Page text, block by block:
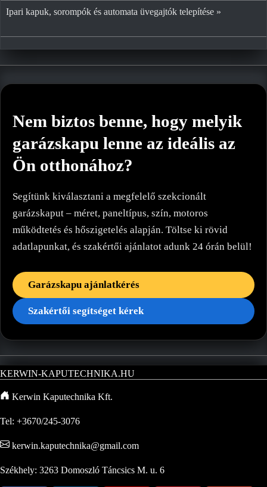
Ipari kapuk, sorompók és automata üvegajtók telepítése »
Nem biztos benne, hogy melyik
garázskapu lenne az ideális az
Ön otthonához?
Segítünk kiválasztani a megfelelő szekcionált
garázskaput – méret, paneltípus, szín, motoros
működtetés és hőszigetelés alapján. Töltse ki rövid
adatlapunkat, és szakértői ajánlatot adunk 24 órán belül!
Garázskapu ajánlatkérés
Szakértői segítséget kérek
KERWIN-KAPUTECHNIKA.HU
Kerwin Kaputechnika Kft.
Tel: +3670/245-3076
kerwin.kaputechnika@gmail.com
Székhely: 3263 Domoszló Táncsics M. u. 6